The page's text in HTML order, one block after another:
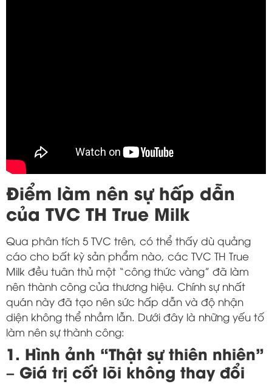
Điểm làm nên sự hấp dẫn
của TVC TH True Milk
Qua phân tích 5 TVC trên, có thể thấy dù quảng
cáo cho bất kỳ sản phẩm nào, các TVC TH True
Milk đều tuân thủ một “công thức vàng” đã làm
nên thành công của thương hiệu. Chính sự nhất
quán này đã tạo nên sức hấp dẫn và độ nhận
diện không thể nhầm lẫn. Dưới đây là những yếu tố
làm nên sự thành công:
1. Hình ảnh “Thật sự thiên nhiên”
– Giá trị cốt lõi không thay đổi